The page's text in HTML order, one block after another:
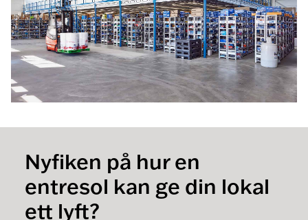
Nyfiken på hur en
entresol kan ge din lokal
ett lyft?